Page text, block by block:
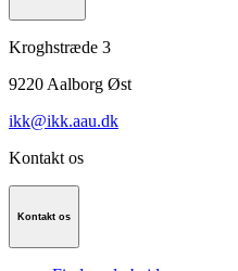
Kroghstræde 3
9220 Aalborg Øst
ikk@ikk.aau.dk
Kontakt os
Kontakt os